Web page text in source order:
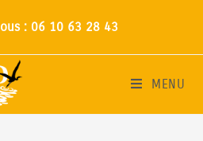
: 06 10 63 28 43
MENU